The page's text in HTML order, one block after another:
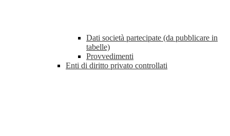
Dati società partecipate (da pubblicare in
tabelle)
Provvedimenti
Enti di diritto privato controllati